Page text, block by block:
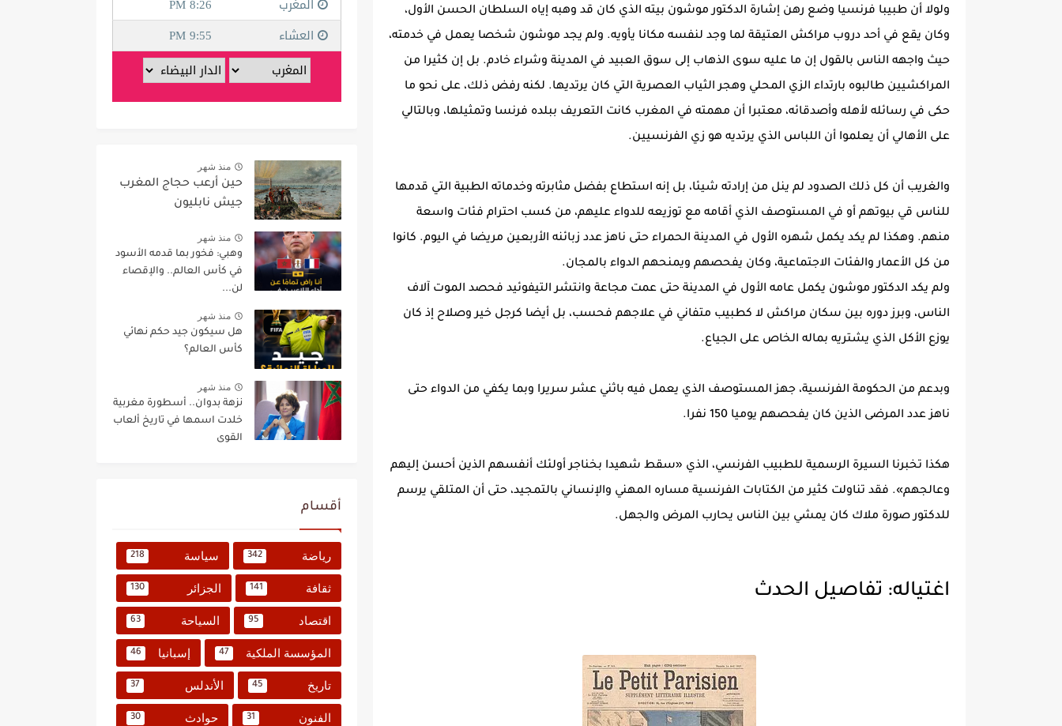
ولولا أن طبيبا فرنسيا وضع رهن إشارة الدكتور موشون بيته الذي كان قد وهبه إياه السلطان الحسن الأول،
وكان يقع في أحد دروب مراكش العتيقة لما وجد لنفسه مكانا يأويه. ولم يجد موشون شخصا يعمل في خدمته،
حيث واجهه الناس بالقول إن ما عليه سوى الذهاب إلى سوق العبيد في المدينة وشراء خادم. بل إن كثيرا من
المراكشيين طالبوه بارتداء الزي المحلي وهجر الثياب العصرية التي كان يرتديها. لكنه رفض ذلك، على نحو ما
حكى في رسائله لأهله وأصدقائه، معتبرا أن مهمته في المغرب كانت التعريف ببلده فرنسا وتمثيلها، وبالتالي
على الأهالي أن يعلموا أن اللباس الذي يرتديه هو زي الفرنسيين.
والغريب أن كل ذلك الصدود لم ينل من إرادته شيئا، بل إنه استطاع بفضل مثابرته وخدماته الطبية التي قدمها
للناس قي بيوتهم أو في المستوصف الذي أقامه مع توزيعه للدواء عليهم، من كسب احترام فئات واسعة
منهم. وهكذا لم يكد يكمل شهره الأول في المدينة الحمراء حتى ناهز عدد زبائنه الأربعين مريضا في اليوم. كانوا
من كل الأعمار والفئات الاجتماعية، وكان يفحصهم ويمنحهم الدواء بالمجان.
ولم يكد الدكتور موشون يكمل عامه الأول في المدينة حتى عمت مجاعة وانتشر التيفوئيد فحصد الموت آلاف
الناس، وبرز دوره بين سكان مراكش لا كطبيب متفاني في علاجهم فحسب، بل أيضا كرجل خير وصلاح إذ كان
يوزع الأكل الذي يشتريه بماله الخاص على الجياع.
وبدعم من الحكومة الفرنسية، جهز المستوصف الذي يعمل فيه باثني عشر سريرا وبما يكفي من الدواء حتى
ناهز عدد المرضى الذين كان يفحصهم يوميا 150 نفرا.
هكذا تخبرنا السيرة الرسمية للطبيب الفرنسي، الذي «سقط شهيدا بخناجر أولئك أنفسهم الذين أحسن إليهم
وعالجهم». فقد تناولت كثير من الكتابات الفرنسية مساره المهني والإنساني بالتمجيد، حتى أن المتلقي يرسم
للدكتور صورة ملاك كان يمشي بين الناس يحارب المرض والجهل.
اغتياله: تفاصيل الحدث
منذ شهر
حين أرعب حجاج المغرب
جيش نابليون
منذ شهر
وهبي: فخور بما قدمه الأسود
في كأس العالم.. والإقصاء
لن...
منذ شهر
هل سيكون جيد حكم نهائي
كأس العالم؟
منذ شهر
نزهة بدوان.. أسطورة مغربية
خلدت اسمها في تاريخ ألعاب
القوى
أقسام
رياضة 342 سياسة 218
ثقافة 141 الجزائر 130
اقتصاد 95 السياحة 63
المؤسسة الملكية 47 إسبانيا 46
تاريخ 45 الأندلس 37
الفنون 31 حوادث 30